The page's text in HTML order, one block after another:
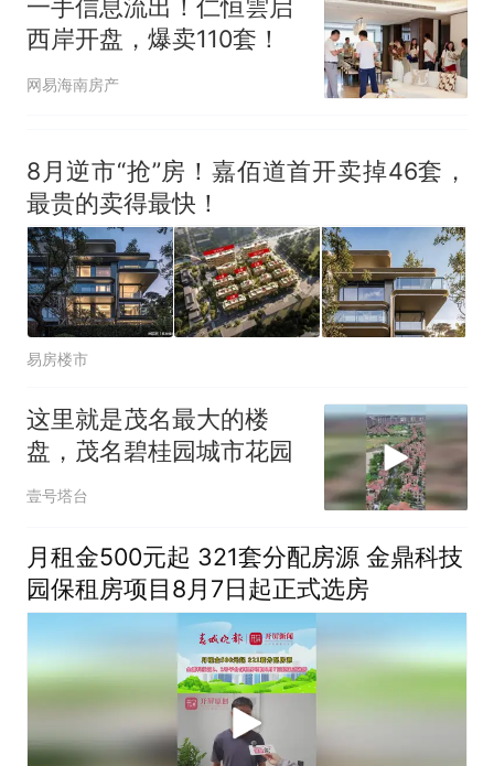
一手信息流出！仁恒雲启
西岸开盘，爆卖110套！
网易海南房产
8月逆市“抢”房！嘉佰道首开卖掉46套，
最贵的卖得最快！
易房楼市
这里就是茂名最大的楼
盘，茂名碧桂园城市花园
壹号塔台
月租金500元起 321套分配房源 金鼎科技
园保租房项目8月7日起正式选房